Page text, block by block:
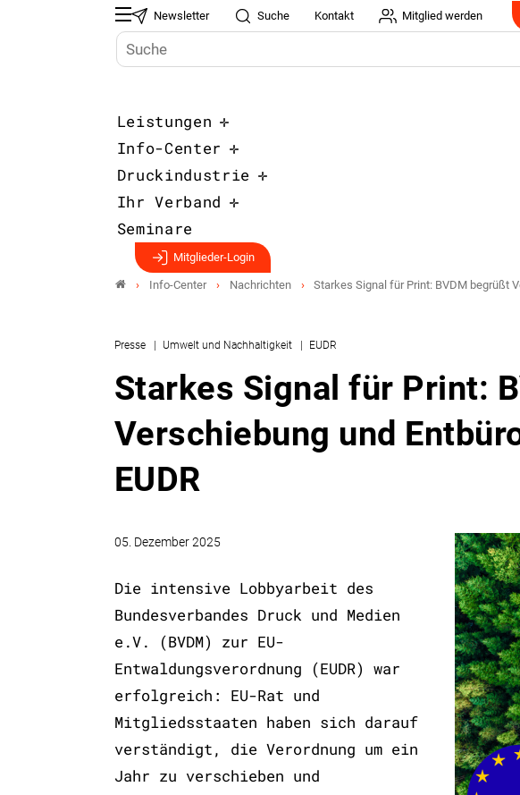
Newsletter Suche Kontakt Mitglied werden
Leistungen
Info-Center
Druckindustrie
Ihr Verband
Seminare
Mitglieder-Login
Info-Center Nachrichten Starkes Signal für Print: BVDM begrüßt
Presse Umwelt und Nachhaltigkeit EUDR
Starkes Signal für Print:
Verschiebung und
EUDR
05. Dezember 2025
Die intensive Lobbyarbeit des
Bundesverbandes Druck und Medien
e.V. (BVDM) zur EU-
Entwaldungsverordnung (EUDR) war
erfolgreich: EU-Rat und
Mitgliedsstaaten haben sich darauf
verständigt, die Verordnung um ein
Jahr zu verschieben und